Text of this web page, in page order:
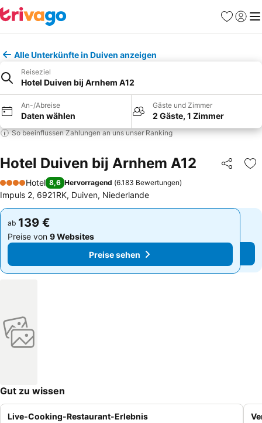
Favoriten
Alle Unterkünfte in Duiven anzeigen
Reiseziel
Hotel Duiven bij Arnhem A12
An-/Abreise
Daten wählen
Gäste und Zimmer
2 Gäste, 1 Zimmer
So beeinflussen Zahlungen an uns unser Ranking
Hotel Duiven bij Arnhem A12 Teilen
4 Sterne
Hotel 8,6 Hervorragend (6.183 Bewertungen)
Impuls 2, 6921RK, Duiven, Niederlande
ab 139 €
Preise von 9 Websites
Preise sehen
ab 139 €
Preise von 9 Websites
Preise sehen
Gut zu wissen
Live-Cooking-Restaurant-Erlebnis